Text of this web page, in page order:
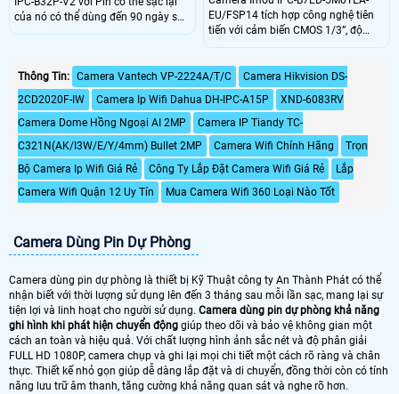
của nó có thể dùng đến 90 ngày sau
một lần sạc. Công nghệ phát hiện
minh. Cung cấp khả năng giám sát
trực tiếp 2K để xem rõ những gì
đang xảy ra trong và xung quanh
nhà bạn
EU/FSP14 tích hợp công nghệ tiên
tiến với cảm biến CMOS 1/3”, độ
phân giải 5MP, ống kính 3.6mm góc
2.4GHz, 4G LTE, đèn hồng ngoại
20m và chuẩn chống nước IP66.
Sản phẩm cung cấp chất lượng hình
ảnh sắc nét, hoạt động ổn định
trong điều kiện khắc nghiệt.
Thông Tin: Camera Vantech VP-2224A/T/C
Camera Hikvision DS-
2CD2020F-IW
Camera Ip Wifi Dahua DH-IPC-A15P
XND-6083RV
Camera Dome Hồng Ngoại AI 2MP
Camera IP Tiandy TC-
C321N(AK/I3W/E/Y/4mm) Bullet 2MP
Camera Wifi Chính Hãng
Trọn
Bộ Camera Ip Wifi Giá Rẻ
Công Ty Lắp Đặt Camera Wifi Giá Rẻ
Lắp
Camera Wifi Quận 12 Uy Tín
Mua Camera Wifi 360 Loại Nào Tốt
Camera Dùng Pin Dự Phòng
Camera dùng pin dự phòng là thiết bị Kỹ Thuật công ty An Thành Phát có thể
nhận biết với thời lượng sử dụng lên đến 3 tháng sau mỗi lần sạc, mang lại sự
tiện lợi và linh hoạt cho người sử dụng. Camera dùng pin dự phòng khả năng
ghi hình khi phát hiện chuyển động giúp theo dõi và bảo vệ không gian một
cách an toàn và hiệu quả. Với chất lượng hình ảnh sắc nét và độ phân giải
FULL HD 1080P, camera chụp và ghi lại mọi chi tiết một cách rõ ràng và chân
thực. Thiết kế nhỏ gọn giúp dễ dàng lắp đặt và di chuyển, đồng thời còn có tính
năng lưu trữ âm thanh, tăng cường khả năng quan sát và nghe rõ hơn.